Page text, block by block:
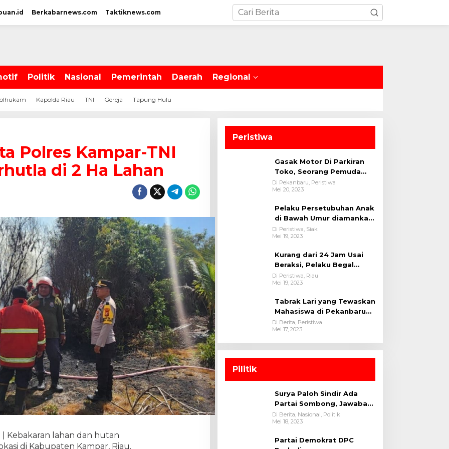
Berkabarnews.com Taktiknews.com
Politik Nasional Pemerintah Daerah Regional
Kapolda Riau TNI Gereja Tapung Hulu
Polres Kampar-TNI
di 2 Ha Lahan
| Kebakaran lahan dan hutan
di Kabupaten Kampar, Riau.
Peristiwa
Gasak Motor Di Parkiran
Toko, Seorang Pemuda
Diamankan Polsek Bukit
Raya
Di Pekanbaru, Peristiwa
Mei 20, 2023
Pelaku Persetubuhan Anak
di Bawah Umur diamankan
oleh tim Opsnal Polsek
Tualang-Polres Siak-Polda
Di Peristiwa, Siak
Mei 19, 2023
Kurang dari 24 Jam Usai
Beraksi, Pelaku Begal
Berhasil Di Bekuk
Satreskrim Polres
Di Peristiwa, Riau
Mei 19, 2023
Tabrak Lari yang Tewaskan
Mahasiswa di Pekanbaru
Ditangkap Polisi
Di Berita, Peristiwa
Mei 17, 2023
Pilitik
Surya Paloh Sindir Ada
Partai Sombong, Jawaban
Megawati
Di Berita, Nasional, Politik
Mei 18, 2023
Partai Demokrat DPC